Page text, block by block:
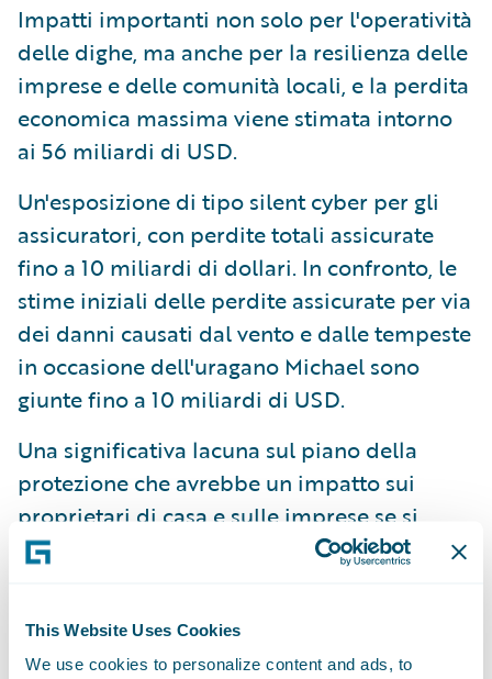
This Website Uses Cookies
We use cookies to personalize content and ads, to
Impatti importanti non solo per l'operatività
delle dighe, ma anche per la resilienza delle
imprese e delle comunità locali, e la perdita
economica massima viene stimata intorno
ai 56 miliardi di USD.
Un'esposizione di tipo silent cyber per gli
assicuratori, con perdite totali assicurate
fino a 10 miliardi di dollari. In confronto, le
stime iniziali delle perdite assicurate per via
dei danni causati dal vento e dalle tempeste
in occasione dell'uragano Michael sono
giunte fino a 10 miliardi di USD.
Una significativa lacuna sul piano della
protezione che avrebbe un impatto sui
proprietari di casa e sulle imprese se si
verificasse un evento di questo tipo, con
Jonathan Laux, Head of Cyber Analytics per
il comparto Reinsurance Solutions di Aon,